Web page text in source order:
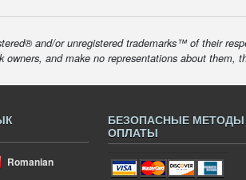
and/or unregistered trademarks™ of their
and make no representations about them,
Romanian
БЕЗОПАСНЫЕ МЕТОДЫ
ОПЛАТЫ